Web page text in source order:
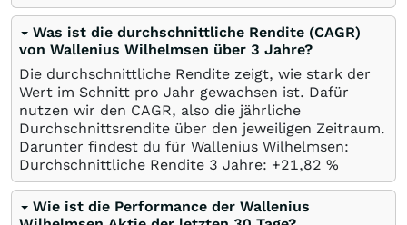
Was ist die durchschnittliche Rendite (CAGR)
von Wallenius Wilhelmsen über 3 Jahre?
Die durchschnittliche Rendite zeigt, wie stark der
Wert im Schnitt pro Jahr gewachsen ist. Dafür
nutzen wir den CAGR, also die jährliche
Durchschnittsrendite über den jeweiligen Zeitraum.
Darunter findest du für Wallenius Wilhelmsen:
Durchschnittliche Rendite 3 Jahre: +21,82 %
Wie ist die Performance der Wallenius